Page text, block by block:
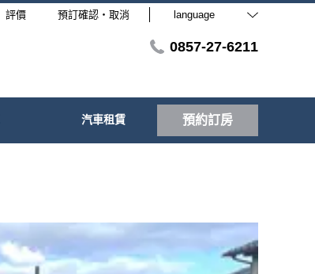
評價 預訂確認・取消 language
0857-27-6211
汽車租賃 預約訂房